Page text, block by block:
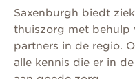
Saxenburgh biedt
thuiszorg met behulp
partners in de regio.
alle kennis die er in